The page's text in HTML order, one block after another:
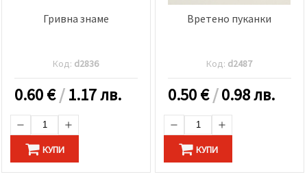
Гривна знаме
Код: d2836
0.60€/1.17 лв.
КУПИ
Вретено пуканки
Код: d2487
0.50€/0.98 лв.
КУПИ